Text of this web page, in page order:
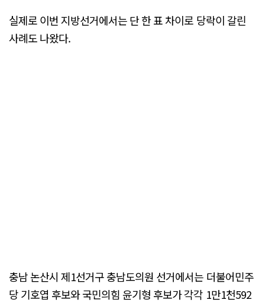
실제로 이번 지방선거에서는 단 한 표 차이로 당락이 갈린
사례도 나왔다.
충남 논산시 제1선거구 충남도의원 선거에서는 더불어민주
당 기호엽 후보와 국민의힘 윤기형 후보가 각각 1만1천592